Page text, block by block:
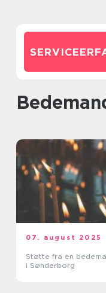
07. august 2025
Støtte fra en
i Sønderborg